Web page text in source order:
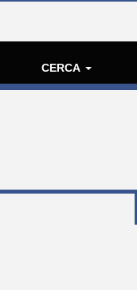
CERCA